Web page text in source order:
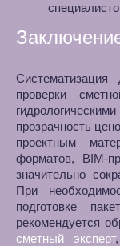
проверки
прозрачность
проектным
форматов,
значительно
При
подготовке
рекомендуется
сметный эксперт